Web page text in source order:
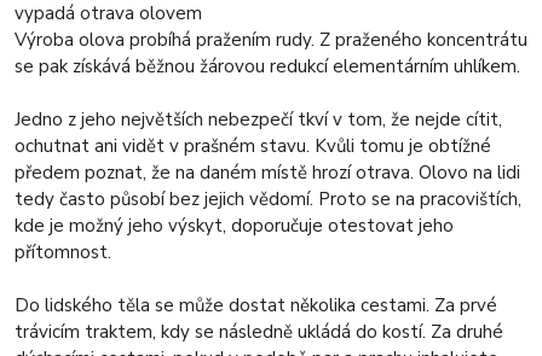
vypadá otrava olovem
Výroba olova probíhá pražením rudy. Z praženého koncentrátu
se pak získává běžnou žárovou redukcí elementárním uhlíkem.
Jedno z jeho největších nebezpečí tkví v tom, že nejde cítit,
ochutnat ani vidět v prašném stavu. Kvůli tomu je obtížné
předem poznat, že na daném místě hrozí otrava. Olovo na lidi
tedy často působí bez jejich vědomí. Proto se na pracovištích,
kde je možný jeho výskyt, doporučuje otestovat jeho
přítomnost.
Do lidského těla se může dostat několika cestami. Za prvé
trávicím traktem, kdy se následně ukládá do kostí. Za druhé